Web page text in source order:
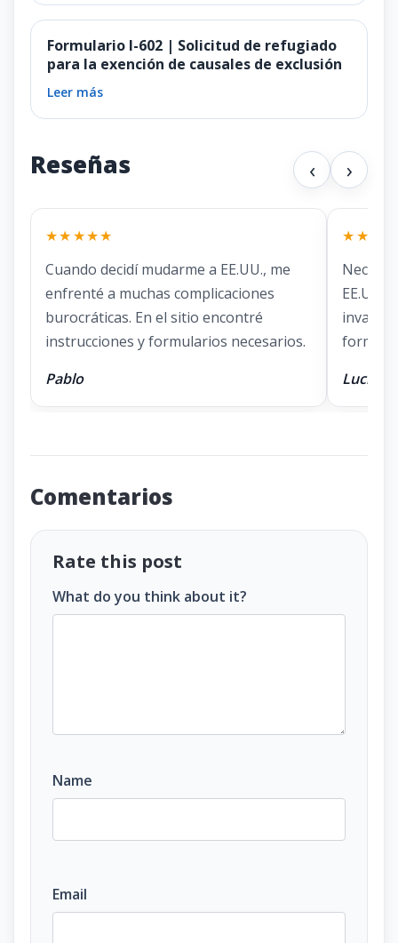
Formulario I-602 | Solicitud de refugiado
para la exención de causales de exclusión
Leer más
Reseñas ‹ ›
★★★★★
Cuando decidí mudarme a EE.UU., me
enfrenté a muchas complicaciones
burocráticas. En el sitio encontré
instrucciones y formularios necesarios.
Pablo
EE.UU.
Lucía
Comentarios
Rate this post
What do you think about it?
Name
Email